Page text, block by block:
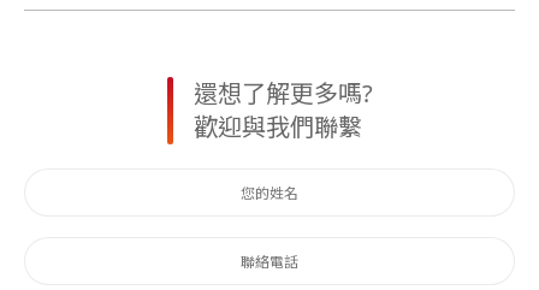
還想了解更多嗎?
歡迎與我們聯繫